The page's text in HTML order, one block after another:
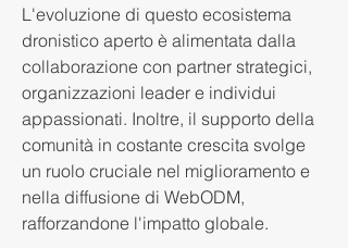
L'evoluzione di questo ecosistema
dronistico aperto è alimentata dalla
collaborazione con partner strategici,
organizzazioni leader e individui
appassionati. Inoltre, il supporto della
comunità in costante crescita svolge
un ruolo cruciale nel miglioramento e
nella diffusione di WebODM,
rafforzandone l'impatto globale.